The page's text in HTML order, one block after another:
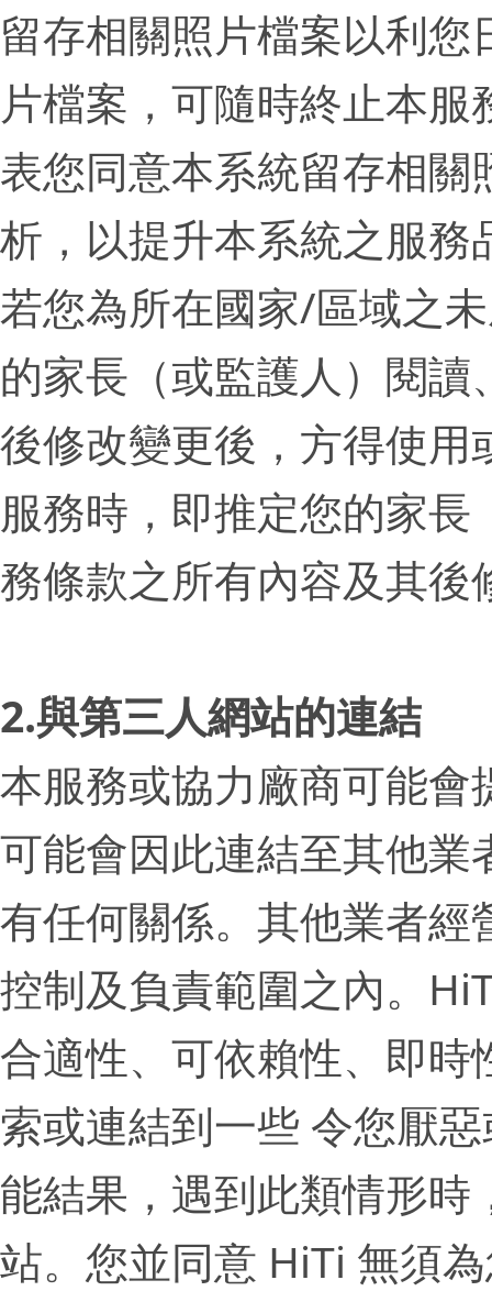
留存相關照片檔案以利
片檔案，可隨時終止本
表您同意本系統留存相
析，以提升本系統之服
若您為所在國家/區域之
的家長（或監護人）閱
後修改變更後，方得使
服務時，即推定您的家
務條款之所有內容及其後
2.與第三人網站的連結
本服務或協力廠商可能
可能會因此連結至其他
有任何關係。其他業者
控制及負責範圍之內。
合適性、可依賴性、即
索或連結到一些 令您厭
能結果，遇到此類情形
站。您並同意 HiTi 無須